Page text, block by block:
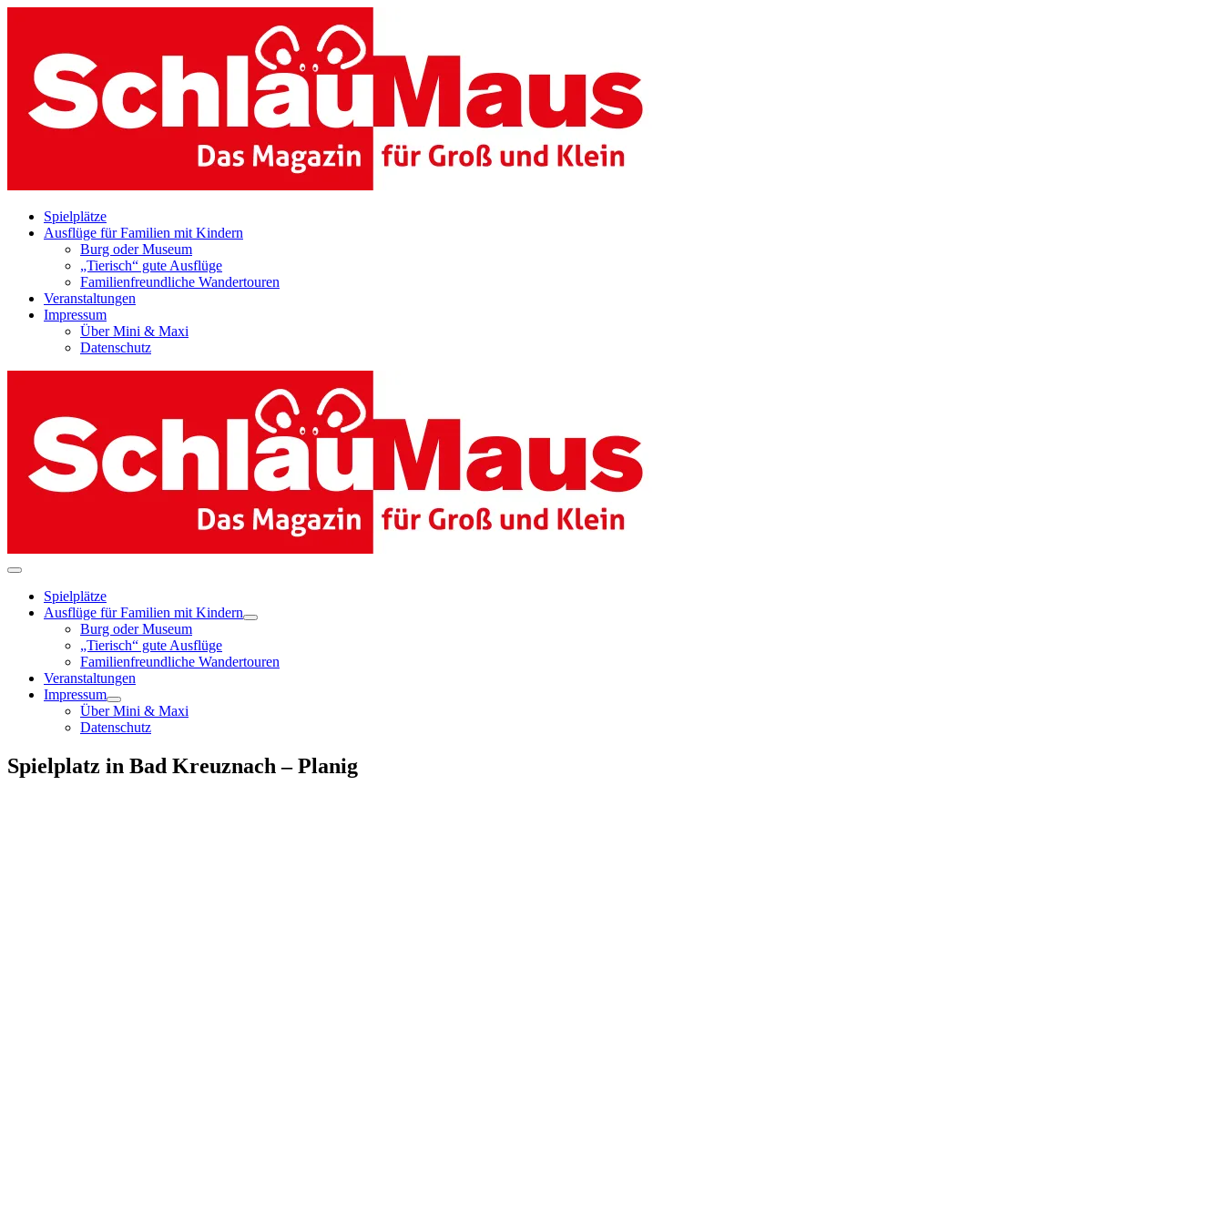
Spielplätze
Ausflüge für Familien mit Kindern
Burg oder Museum
„Tierisch“ gute Ausflüge
Familienfreundliche Wandertouren
Veranstaltungen
Impressum
Über Mini & Maxi
Datenschutz
Menü-
SchalterSpielplätze
Ausflüge für Familien mit Kindern
Menü-
Burg oder Museum
„Tierisch“ gute Ausflüge
Familienfreundliche Wandertouren
Veranstaltungen
Impressum
Menü-
Schalter
Über Mini & Maxi
Datenschutz
Spielplatz in Bad Kreuznach – Planig